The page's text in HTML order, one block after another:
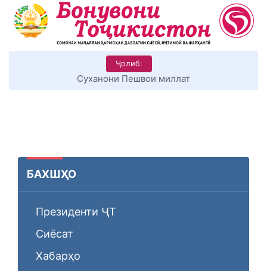
Ҷолиб:
Суханони Пешвои миллат
БАХШҲО
Президенти ҶТ
Сиёсат
Хабарҳо